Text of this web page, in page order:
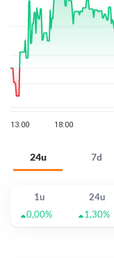
24u 7d
1u 24u
0,00%
1,30%